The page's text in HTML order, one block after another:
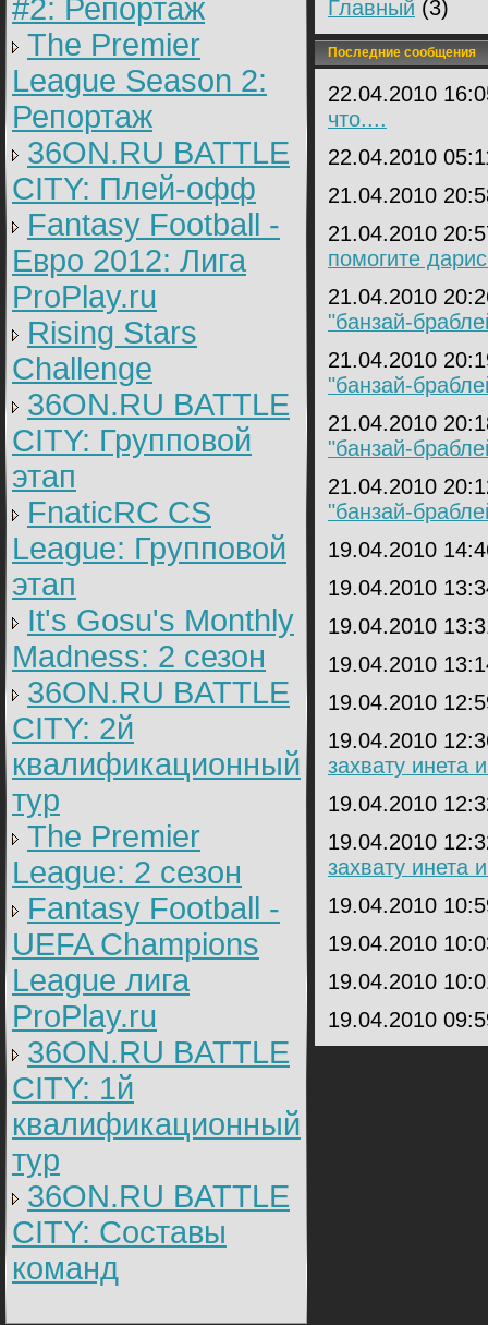
#2: Репортаж
The Premier
League Season 2:
Репортаж
36ON.RU BATTLE
CITY: Плей-офф
Fantasy Football -
Евро 2012: Лига
ProPlay.ru
Rising Stars
Challenge
36ON.RU BATTLE
CITY: Групповой
этап
FnaticRC CS
League: Групповой
этап
It's Gosu's Monthly
Madness: 2 сезон
36ON.RU BATTLE
CITY: 2й
квалификационный
тур
The Premier
League: 2 cезон
Fantasy Football -
UEFA Champions
League лига
ProPlay.ru
36ON.RU BATTLE
CITY: 1й
квалификационный
тур
36ON.RU BATTLE
CITY: Составы
команд
Главный (3)
Последние сообщения
22.04.2010
что....
22.04.2010
21.04.2010
21.04.2010
помогите
21.04.2010
"банзай-
21.04.2010
"банзай-
21.04.2010
"банзай-
21.04.2010
"банзай-
19.04.2010
19.04.2010
19.04.2010
19.04.2010
19.04.2010
19.04.2010
захвату инета
19.04.2010
19.04.2010
захвату инета
19.04.2010
19.04.2010
19.04.2010
19.04.2010